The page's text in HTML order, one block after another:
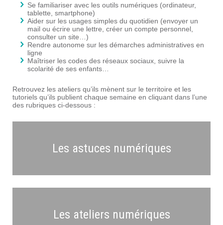
Se familiariser avec les outils numériques (ordinateur,
tablette, smartphone)
Aider sur les usages simples du quotidien (envoyer un
mail ou écrire une lettre, créer un compte personnel,
consulter un site…)
Rendre autonome sur les démarches administratives en
ligne
Maîtriser les codes des réseaux sociaux, suivre la
scolarité de ses enfants…
Retrouvez les ateliers qu’ils mènent sur le territoire et les
tutoriels qu’ils publient chaque semaine en cliquant dans l’une
des rubriques ci-dessous :
Les astuces numériques
Les ateliers numériques